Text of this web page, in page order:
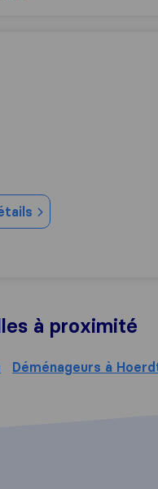
à proximité
Déménageurs à